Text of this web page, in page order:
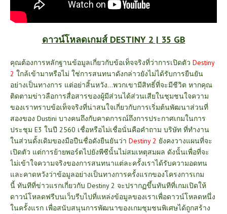
ดาวน์โหลดเกมส์ DESTINY 2 | 35 GB
คุณต้องการหลักฐานข้อมูลเกี่ยวกับข้อเท็จจริงที่ว่าการเปิดตัว Destiny
2 ใกล้เข้ามาหรือไม่ ใช่การสนทนาดังกล่าวยังไม่ได้รับการยืนยัน
อย่างเป็นทางการ แต่อย่าสิ้นหวัง…พวกเขามีสิทธิ์ที่จะมีชีวิต หากคุณ
ติดตามข่าวลือการสื่อสารของผู้มีส่วนได้ส่วนเสียในชุมชนใจความ
ของเราทราบข้อเท็จจริงที่น่าสนใจเกี่ยวกับการเริ่มต้นพัฒนาส่วนที่
สองของ Dustini บางคนถึงกับคาดการณ์ถึงการประกาศเกมในการ
ประชุม E3 ในปี 2560 เชื่อหรือไม่เชื่อนั่นคือคำถาม บริษัท ที่ทำงาน
ในส่วนดั้งเดิมของมือปืนชื่อดังยืนยันว่า Destiny 2 ยังคงวางแผนที่จะ
เปิดตัว แต่การย้ายพอร์ตไปยังพีซีนั้นไม่สมเหตุสมผล ดังนั้นเพื่อที่จะ
ไม่เข้าใจความจริงของการสนทนาแต่ละครั้งเราได้รับความอดทน
และคาดหวังว่าข้อมูลอย่างเป็นทางการครั้งแรกของโครงการเกม
นี้ ทันทีที่ข่าวแรกเกี่ยวกับ Destiny 2 จะปรากฏขึ้นทันทีที่เกมเปิดให้
ดาวน์โหลดฟรีบนเว็บรีบไปที่แหล่งข้อมูลของเราเพื่อดาวน์โหลดหนึ่ง
ในครั้งแรก เพื่อสนับสนุนการพัฒนาของเกมชุมชนพิเศษได้ถูกสร้าง